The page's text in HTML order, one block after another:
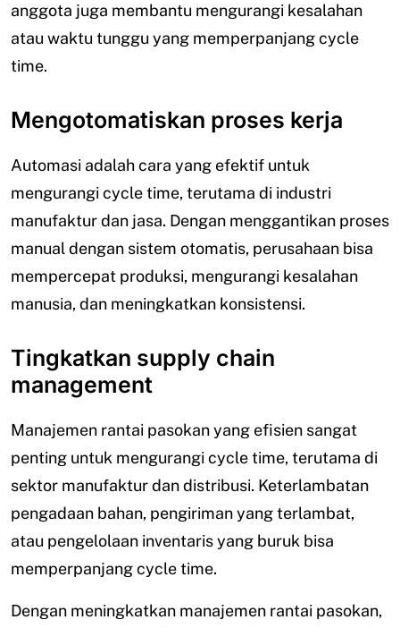
anggota juga membantu mengurangi kesalahan
atau waktu tunggu yang memperpanjang cycle
time.
Mengotomatiskan proses kerja
Automasi adalah cara yang efektif untuk
mengurangi cycle time, terutama di industri
manufaktur dan jasa. Dengan menggantikan proses
manual dengan sistem otomatis, perusahaan bisa
mempercepat produksi, mengurangi kesalahan
manusia, dan meningkatkan konsistensi.
Tingkatkan supply chain
management
Manajemen rantai pasokan yang efisien sangat
penting untuk mengurangi cycle time, terutama di
sektor manufaktur dan distribusi. Keterlambatan
pengadaan bahan, pengiriman yang terlambat,
atau pengelolaan inventaris yang buruk bisa
memperpanjang cycle time.
Dengan meningkatkan manajemen rantai pasokan,